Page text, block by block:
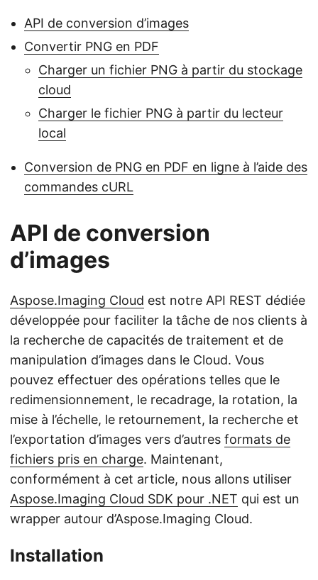
API de conversion d’images
Convertir PNG en PDF
Charger un fichier PNG à partir du stockage
cloud
Charger le fichier PNG à partir du lecteur
local
Conversion de PNG en PDF en ligne à l’aide des
commandes cURL
API de conversion
d’images
Aspose.Imaging Cloud est notre API REST dédiée
développée pour faciliter la tâche de nos clients à
la recherche de capacités de traitement et de
manipulation d’images dans le Cloud. Vous
pouvez effectuer des opérations telles que le
redimensionnement, le recadrage, la rotation, la
mise à l’échelle, le retournement, la recherche et
l’exportation d’images vers d’autres formats de
fichiers pris en charge. Maintenant,
conformément à cet article, nous allons utiliser
Aspose.Imaging Cloud SDK pour .NET qui est un
wrapper autour d’Aspose.Imaging Cloud.
Installation